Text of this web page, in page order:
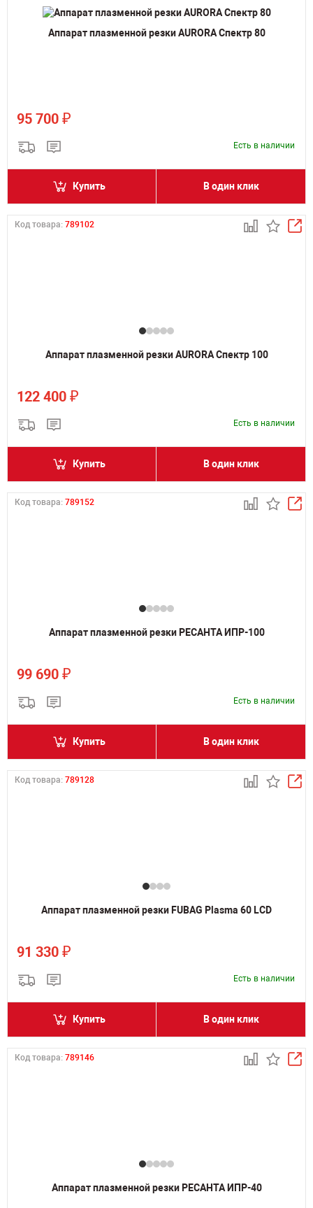
Аппарат плазменной резки AURORA Спектр 80
95 700 ₽
Есть в наличии
Купить В один клик
Код товара: 789102
Аппарат плазменной резки AURORA Спектр 100
122 400 ₽
Есть в наличии
Купить В один клик
Код товара: 789152
Аппарат плазменной резки РЕСАНТА ИПР-100
99 690 ₽
Есть в наличии
Купить В один клик
Код товара: 789128
Аппарат плазменной резки FUBAG Plasma 60 LCD
91 330 ₽
Есть в наличии
Купить В один клик
Код товара: 789146
Аппарат плазменной резки РЕСАНТА ИПР-40